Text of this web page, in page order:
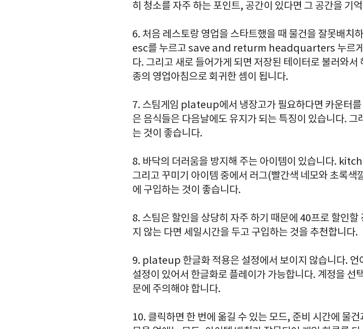
히 청소를 자주 하는 포인트, 공간이 있다면 그 공간을 기
6. 처음 레스토랑 영업을 스타트했을 때 물건을 잘못배치
esc를 누르고 save and returm headquarters 누르게
다. 그리고 새로 들어가게 되면 저장된 테이터로 불러와
종의 영업아침으로 회귀한 셈이 됩니다.
7. 스팀게임 plateup에서 냉장고가 필요하다면 카운터
은 음식들은 다음날에도 유지가 되는 특징이 있습니다.
는 것이 좋습니다.
8. 바닥의 더러움을 방지해 주는 아이템이 있습니다.
그리고 꾸미기 아이템 중에서 러그(빨간색 네모와 초록
에 구입하는 것이 좋습니다.
8. 스팀은 할인을 상당히 자주 하기 때문에 40프로 할인
지 않는 다면 세일시간을 두고 구입하는 것을 추천합니다.
9. plateup 한글화 적용은 설정에서 보이지 않습니다. 언
설정이 있어서 한글화로 플레이가 가능합니다. 계정을 선
문에 주의해야 합니다.
10. 클릭하면 한 번에 옮길 수 있는 모드, 준비 시간에 물